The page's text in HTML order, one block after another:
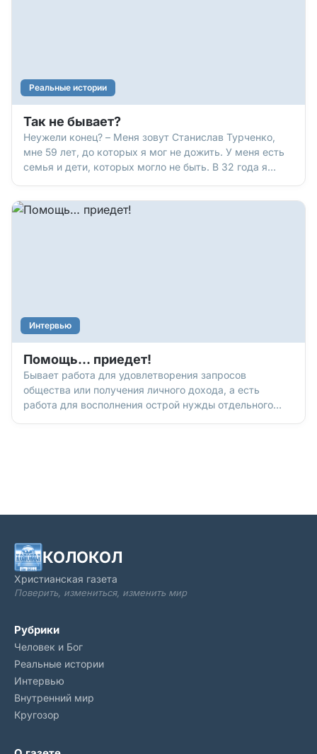
Реальные истории
Так не бывает?
Неужели конец? – Меня зовут Станислав Турченко,
мне 59 лет, до которых я мог не дожить. У меня есть
семья и дети, которых могло не быть. В 32 года я
это было. Моя история начиналась «за здравие»:
Интервью
Помощь… приедет!
Бывает работа для удовлетворения запросов
общества или получения личного дохода, а есть
работа для восполнения острой нужды отдельного
КОЛОКОЛ
Христианская газета
Поверить, измениться, изменить мир
Рубрики
Человек и Бог
Реальные истории
Интервью
Внутренний мир
Кругозор